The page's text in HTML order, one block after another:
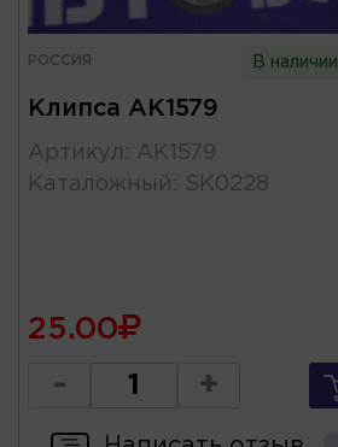
РОССИЯ В наличии
Клипса AK1579
Артикул : AK1579
Каталожный : SK0228
25.00
- +